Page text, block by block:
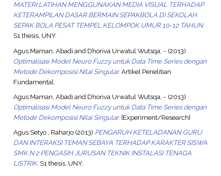
MATERI LATIHAN MENGGUNAKAN MEDIA VISUAL TERHADAP
KETERAMPILAN DASAR BERMAIN SEPAKBOLA DI SEKOLAH
SEPAK BOLA PESAT TEMPEL KELOMPOK UMUR 10-12 TAHUN.
S1 thesis, UNY.
Agus Maman, Abadi and Dhoriva Urwatul Wutsqa, - (2013)
Optimalisasi Model Neuro Fuzzy untuk Data Time Series dengan
Metode Dekomposisi Nilai Singular. Artikel Penelitian
Fundamental.
Agus Maman, Abadi and Dhoriva Urwatul Wutsqa, - (2013)
Optimalisasi Model Neuro Fuzzy untuk Data Time Series dengan
Metode Dekomposisi Nilai Singular. [Experiment/Research]
Agus Setyo , Raharjo(2013) PENGARUH KETELADANAN GURU
DAN INTERAKSI TEMAN SEBAYA TERHADAP KARAKTER SISWA
SMK N 2 PENGASIH JURUSAN TEKNIK INSTALASI TENAGA
LISTRIK. S1 thesis, UNY.